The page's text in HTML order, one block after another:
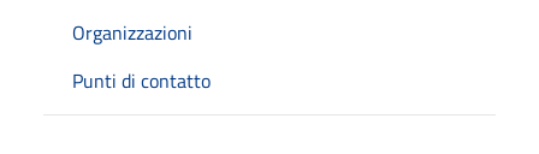
Organizzazioni
Punti di contatto